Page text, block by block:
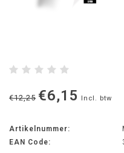
€12,25 €6,15 Incl. btw
Artikelnummer:
EAN Code: